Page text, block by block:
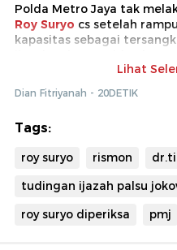
Polda Metro Jaya tak
Roy Suryo cs setelah
kapasitas sebagai
Suryo cs, lantaran mereka
Lihat
Dian Fitriyanah - 20DETIK
Tags:
roy suryo rismon
tudingan ijazah palsu
roy suryo diperiksa
pmj